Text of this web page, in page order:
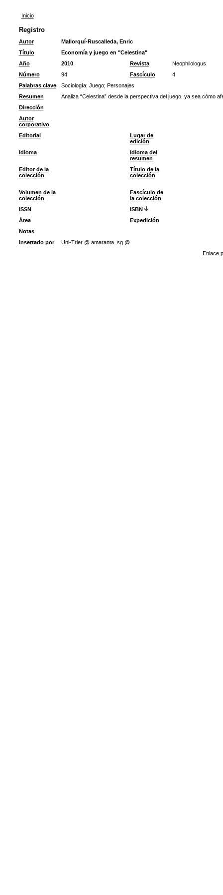
Inicio
Registro
Autor
Mallorquí-Ruscalleda, Enric
Título
Economía y juego en "Celestina"
Año
2010 Revista
Neophilologus
Número
94 Fascículo
4
Palabras clave
Sociología; Juego; Personajes
Resumen
Analiza “Celestina” desde la perspectiva del juego, ya sea cómo
Dirección
Autor
corporativo
Editorial
Lugar de
edición
Idioma
Idioma del
resumen
Editor de la
colección
Título de la
colección
Volumen de la
colección
Fascículo de
la colección
ISSN
ISBN
Área
Expedición
Notas
Insertado por
Uni-Trier @ amaranta_sg @
Enlace